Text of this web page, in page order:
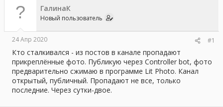
ы
н
а
а
ГалинаК
Новый пользователь
24 Апр 2020 #1
Кто сталкивался - из постов в канале пропадают
прикреплённые фото. Публикую через Controller bot, фото
предварительно сжимаю в программе Lit Photo. Канал
открытый, публичный. Пропадают не все, только
последние. Через сутки-двое.